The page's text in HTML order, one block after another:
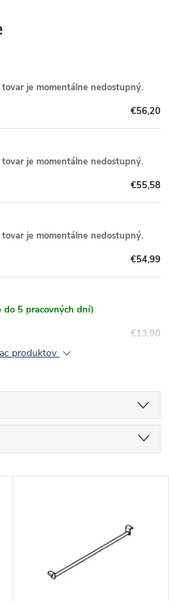
je momentálne nedostupný.
€56,20
je momentálne nedostupný.
€55,58
je momentálne nedostupný.
€54,99
do 5 pracovných dní)
€13,90
produktov